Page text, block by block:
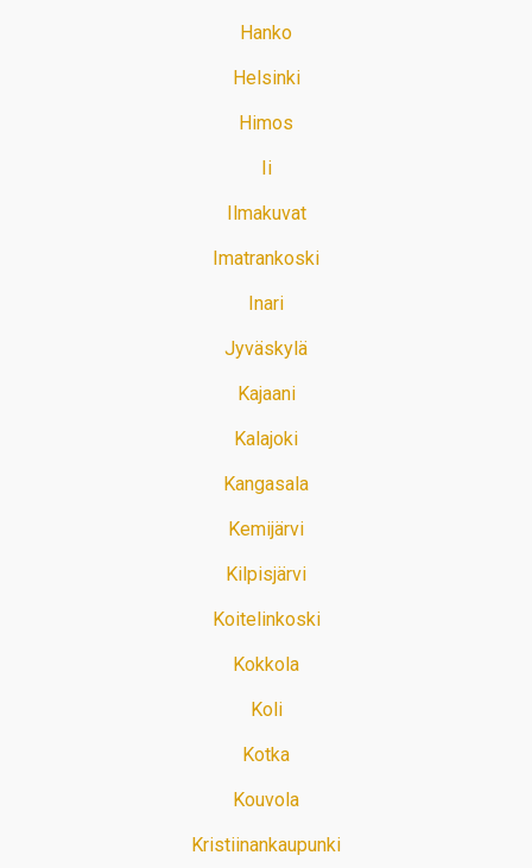
Hanko
Helsinki
Himos
Ii
Ilmakuvat
Imatrankoski
Inari
Jyväskylä
Kajaani
Kalajoki
Kangasala
Kemijärvi
Kilpisjärvi
Koitelinkoski
Kokkola
Koli
Kotka
Kouvola
Kristiinankaupunki